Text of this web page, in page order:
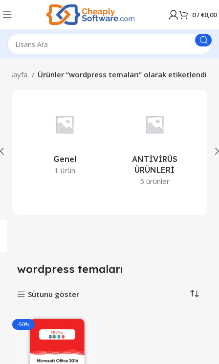
0/€0,00
Sayfa Ürünler “wordpress temaları” olarak etiketlendi
Genel
1 ürün
ANTİVİRÜS
ÜRÜNLERİ
5 ürünler
wordpress temaları
Sütunu göster
-50%